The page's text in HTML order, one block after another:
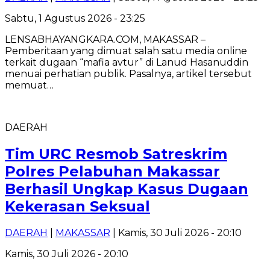
Sabtu, 1 Agustus 2026 - 23:25
LENSABHAYANGKARA.COM, MAKASSAR –
Pemberitaan yang dimuat salah satu media online
terkait dugaan “mafia avtur” di Lanud Hasanuddin
menuai perhatian publik. Pasalnya, artikel tersebut
memuat…
DAERAH
Tim URC Resmob Satreskrim
Polres Pelabuhan Makassar
Berhasil Ungkap Kasus Dugaan
Kekerasan Seksual
DAERAH MAKASSAR | Kamis, 30 Juli 2026 - 20:10
Kamis, 30 Juli 2026 - 20:10